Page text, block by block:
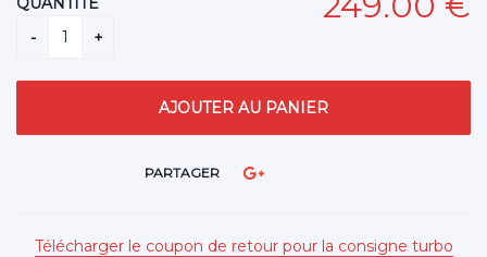
PARTAGER
Télécharger le coupon de retour pour la consigne turbo